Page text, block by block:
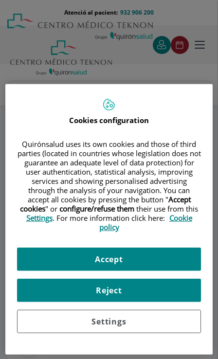
contingut
Menú
teléfono
cabecera
932 906 200
Atenció al pacient:
PsiquiaTEK
Consultori
PsiquiaTEK
PSICOLOGIA CLÍNICA ADULTS
PSIQUIATRIA ADULTS
PSIQUIATRIA INFANTIL I ADOLESCENT
DescripcióServeisEquipContacteDades d'interès
Horari
Demanar Cita
Cookies configuration
Quirónsalud uses its own cookies and those of third
parties (located in countries whose legislation does not
guarantee an adequate level of data protection) for
user authentication, statistical analysis, improving
services and showing personalised advertising
through the analysis of your navigation. You can
accept all cookies by pressing the button "Accept
cookies" or configure/refuse them their use from this
Settings. For more information click here: Cookie
policy
Settings
Reject
Accept